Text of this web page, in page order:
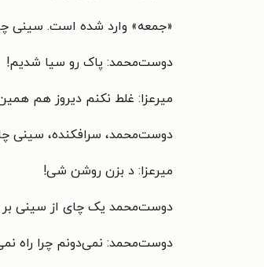
«جمعه» وارد شده است. سینی
دوست‌محمد: پاک رو سیا شدیم!
میرعزا: غلط نکنم دیروز هم
دوست‌محمد، سرافکنده، سینی
میرعزا: د بزن روشن شی!
دوست‌محمد یک چای از سینی بر
دوست‌محمد: نمی‌دونم چرا راه